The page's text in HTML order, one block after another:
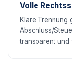
Volle
Klare Trennung
Abschluss/
transparent und